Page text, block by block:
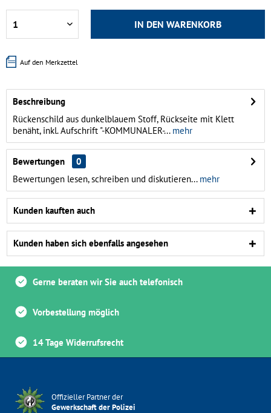
IN DEN WARENKORB
Auf den Merkzettel
Beschreibung
Rückenschild aus dunkelblauem Stoff, Rückseite mit Klett
benäht, inkl. Aufschrift "-KOMMUNALER-...mehr
Bewertungen
0
Bewertungen lesen, schreiben und diskutieren...mehr
Kunden kauften auch
Kunden haben sich ebenfalls angesehen
Gerne beraten wir Sie auch telefonisch
Vorbestellung möglich
14 Tage Widerrufsrecht
Offizieller Partner der
Gewerkschaft der Polizei